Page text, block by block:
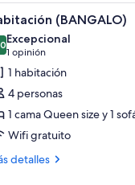
blancas.
7 (BANGALO)
de 10
Excepcional
1 opinión
(1
opinión)
1 habitación
4 personas
1 cama Queen size y 1
Wifi gratuito
detalles